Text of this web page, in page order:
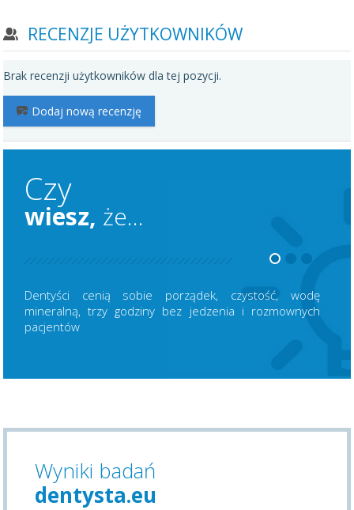
RECENZJE UŻYTKOWNIKÓW
Brak recenzji użytkowników dla tej pozycji.
Dodaj nową recenzję
Czy
wiesz, że...
Dentyści cenią sobie porządek, czystość, wodę
mineralną, trzy godziny bez jedzenia i rozmownych
pacjentów
Wyniki badań
dentysta.eu